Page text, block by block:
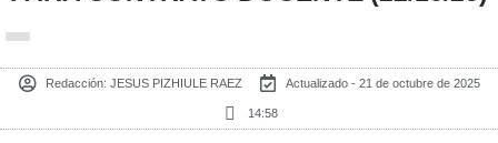
Redacción: JESUS PIZHIULE RAEZ Actualizado - 21 de octubre de 2025
14:58